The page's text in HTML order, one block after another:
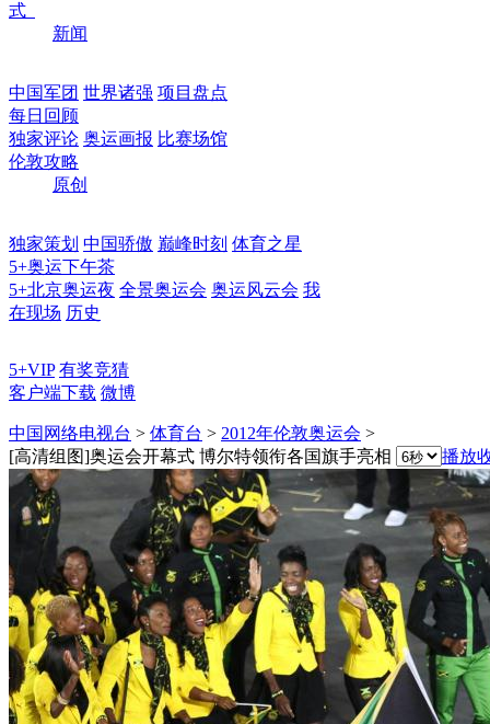
式
新闻
中国军团 世界诸强 项目盘点
每日回顾
独家评论 奥运画报 比赛场馆
伦敦攻略
原创
独家策划 中国骄傲 巅峰时刻 体育之星
5+奥运下午茶
5+北京奥运夜 全景奥运会 奥运风云会 我
在现场 历史
5+VIP 有奖竞猜
客户端下载 微博
中国网络电视台 > 体育台 > 2012年伦敦奥运会 >
[高清组图]奥运会开幕式 博尔特领衔各国旗手亮相
播放